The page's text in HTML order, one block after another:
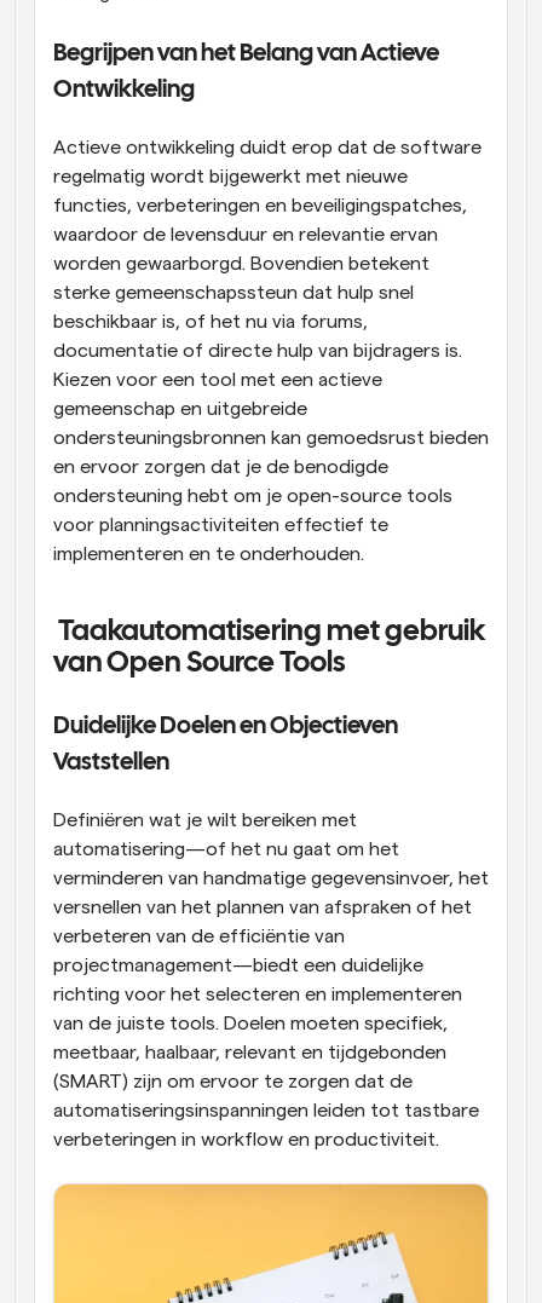
Begrijpen van het Belang van Actieve
Ontwikkeling
Actieve ontwikkeling duidt erop dat de software
regelmatig wordt bijgewerkt met nieuwe
functies, verbeteringen en beveiligingspatches,
waardoor de levensduur en relevantie ervan
worden gewaarborgd. Bovendien betekent
sterke gemeenschapssteun dat hulp snel
beschikbaar is, of het nu via forums,
documentatie of directe hulp van bijdragers is.
Kiezen voor een tool met een actieve
gemeenschap en uitgebreide
ondersteuningsbronnen kan gemoedsrust bieden
en ervoor zorgen dat je de benodigde
ondersteuning hebt om je open-source tools
voor planningsactiviteiten effectief te
implementeren en te onderhouden.
van Open Source Tools
Duidelijke Doelen en Objectieven
Vaststellen
Definiëren wat je wilt bereiken met
automatisering—of het nu gaat om het
verminderen van handmatige gegevensinvoer, het
versnellen van het plannen van afspraken of het
verbeteren van de efficiëntie van
projectmanagement—biedt een duidelijke
richting voor het selecteren en implementeren
van de juiste tools. Doelen moeten specifiek,
meetbaar, haalbaar, relevant en tijdgebonden
(SMART) zijn om ervoor te zorgen dat de
automatiseringsinspanningen leiden tot tastbare
verbeteringen in workflow en productiviteit.